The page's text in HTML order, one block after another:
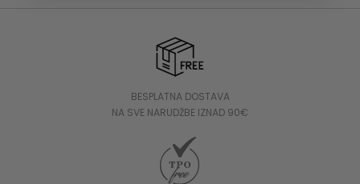
BESPLATNA DOSTAVA
NA SVE NARUDŽBE IZNAD 90€